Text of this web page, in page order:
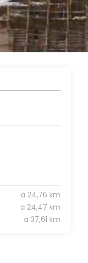
a 24,76 km
a 24,47 km
a 37,61 km